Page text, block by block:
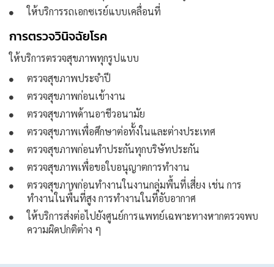
ให้บริการรถเอกซเรย์แบบเคลื่อนที่
การตรวจวินิจฉัยโรค
ให้บริการตรวจสุขภาพทุกรูปแบบ
ตรวจสุขภาพประจำปี
ตรวจสุขภาพก่อนเข้างาน
ตรวจสุขภาพด้านอาชีวอนามัย
ตรวจสุขภาพเพื่อศึกษาต่อทั้งในและต่างประเทศ
ตรวจสุขภาพก่อนทำประกันทุกบริษัทประกัน
ตรวจสุขภาพเพื่อขอใบอนุญาตการทำงาน
ตรวจสุขภาพก่อนทำงานในงานกลุ่มพื้นที่เสี่ยง เช่น การ
ทำงานในพื้นที่สูง การทำงานในที่อับอากาศ
ให้บริการส่งต่อไปยังศูนย์การแพทย์เฉพาะทางหากตรวจพบ
ความผิดปกติต่าง ๆ